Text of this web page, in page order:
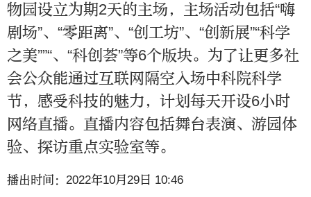
物园设立为期2天的主场，主场活动包括“嗨
剧场”、“零距离”、“创工坊”、“创新展”“科学
之美””“、“科创荟”等6个版块。为了让更多社
会公众能通过互联网隔空入场中科院科学
节，感受科技的魅力，计划每天开设6小时
网络直播。直播内容包括舞台表演、游园体
验、探访重点实验室等。
播出时间：2022年10月29日 10:46